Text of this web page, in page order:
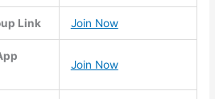
Link Join Now
Join Now